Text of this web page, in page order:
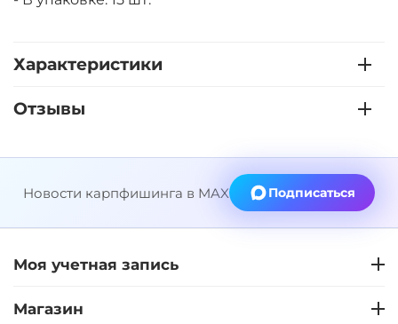
Характеристики
Отзывы
Новости карпфишинга в MAX Подписаться
Моя учетная запись
Магазин